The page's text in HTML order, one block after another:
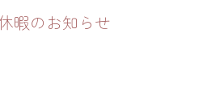
暇のお知らせ